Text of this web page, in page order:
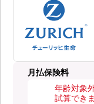
月払保険料
年齢対象
試算でき